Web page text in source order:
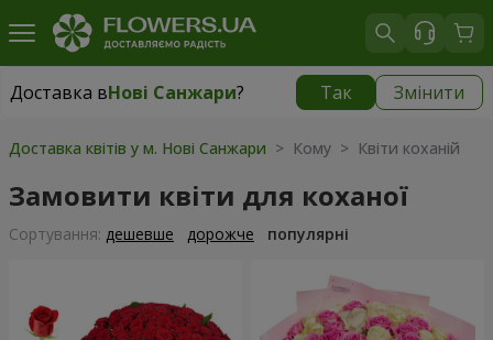
Доставка вНові Санжари? Так Змінити
Доставка вНові Санжари|537 грн
Доставка квітів у м. Нові Санжари > Кому > Квіти коханій
Замовити квіти для коханої
Сортування: дешевше дорожче популярні